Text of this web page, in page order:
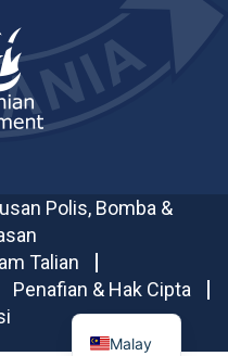
Polis, Bomba &
Talian
Penafian & Hak Cipta
Malay